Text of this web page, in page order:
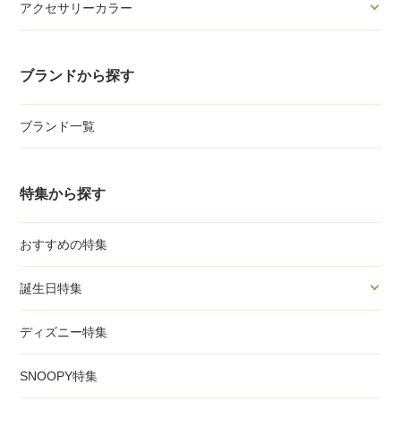
アクセサリーカラー
ブランドから探す
ブランド一覧
特集から探す
おすすめの特集
誕生日特集
ディズニー特集
SNOOPY特集